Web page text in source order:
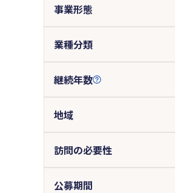
事業形態
業種分類
継続年数
地域
訪問の必要性
公募期間